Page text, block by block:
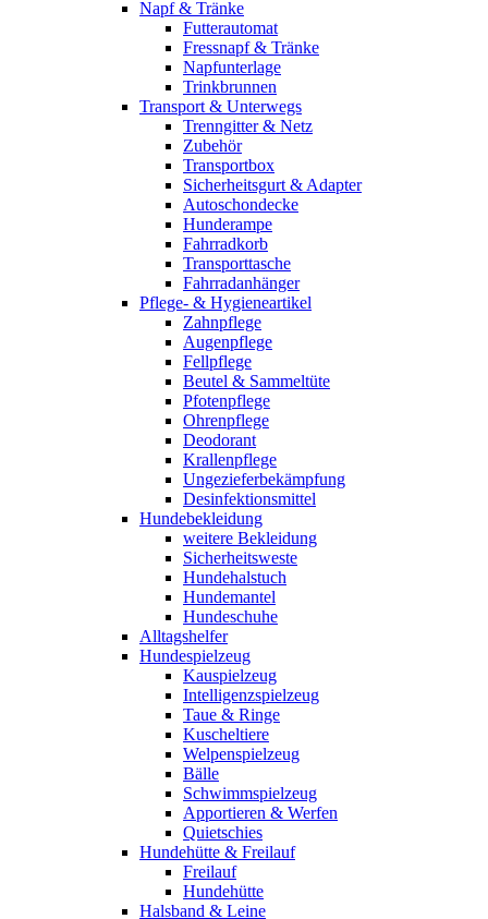
Napf & Tränke
Futterautomat
Fressnapf & Tränke
Napfunterlage
Trinkbrunnen
Transport & Unterwegs
Trenngitter & Netz
Zubehör
Transportbox
Sicherheitsgurt & Adapter
Autoschondecke
Hunderampe
Fahrradkorb
Transporttasche
Fahrradanhänger
Pflege- & Hygieneartikel
Zahnpflege
Augenpflege
Fellpflege
Beutel & Sammeltüte
Pfotenpflege
Ohrenpflege
Deodorant
Krallenpflege
Ungezieferbekämpfung
Desinfektionsmittel
Hundebekleidung
weitere Bekleidung
Sicherheitsweste
Hundehalstuch
Hundemantel
Hundeschuhe
Alltagshelfer
Hundespielzeug
Kauspielzeug
Intelligenzspielzeug
Taue & Ringe
Kuscheltiere
Welpenspielzeug
Bälle
Schwimmspielzeug
Apportieren & Werfen
Quietschies
Hundehütte & Freilauf
Freilauf
Hundehütte
Halsband & Leine